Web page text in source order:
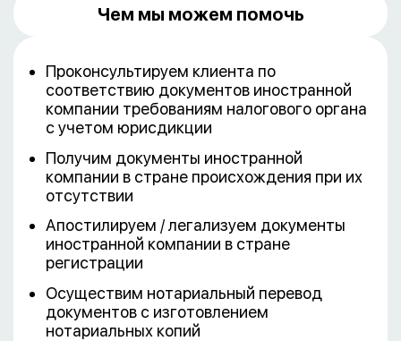
Чем мы можем помочь
Проконсультируем клиента по
соответствию документов иностранной
компании требованиям налогового органа
с учетом юрисдикции
Получим документы иностранной
компании в стране происхождения при их
отсутствии
Апостилируем / легализуем документы
иностранной компании в стране
регистрации
Осуществим нотариальный перевод
документов с изготовлением
нотариальных копий